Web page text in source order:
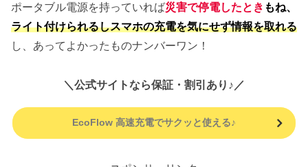
ポータブル電源を持っていれば災害で停電したとき もね、
ライト付けられるしスマホの充電を気にせず情報を取れる
し、あってよかったものナンバーワン！
＼公式サイトなら保証・割引あり♪／
EcoFlow 高速充電でサクッと使える♪